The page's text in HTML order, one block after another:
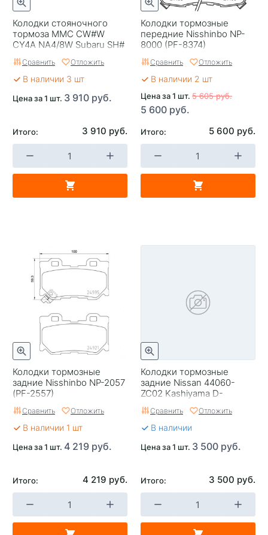
Колодки стояночного
тормоза MMC CW#W
CY4A NA4/8W Subaru SH#
GH# Bosch 0986487739
Сравнить Отложить
В наличии 3 шт
Цена за 1 шт. 3 910 руб.
Итого: 3 910 руб.
Колодки тормозные
передние Nisshinbo NP-
8000 (PF-8374)
Сравнить Отложить
В наличии 2 шт
Цена за 1 шт. 5 605 руб.
5 600 руб.
Итого: 5 600 руб.
Колодки тормозные
задние Nisshinbo NP-2057
(PF-2557)
Сравнить Отложить
В наличии 1 шт
Цена за 1 шт. 4 219 руб.
Итого: 4 219 руб.
Колодки тормозные
задние Nissan 44060-
ZC02 Kashiyama D-
1313MH JA60 QX56 TA60
Cherokee III 3.0D/3.7/4
Сравнить Отложить
В наличии
Цена за 1 шт. 3 500 руб.
Итого: 3 500 руб.